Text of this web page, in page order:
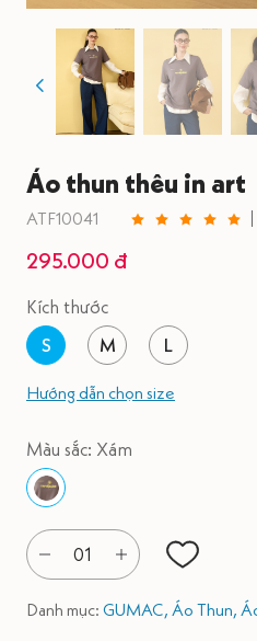
Áo thun thêu in art
ATF10041
295.000 đ
Kích thước
S
M L
Hướng dẫn chọn size
Màu sắc: Xám
01
Danh mục: GUMAC, Áo Thun,